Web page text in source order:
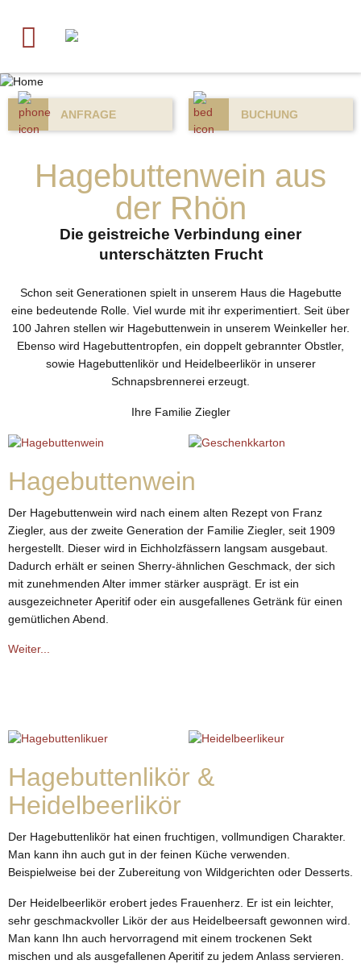
ANFRAGE BUCHUNG
Hagebuttenwein aus
der Rhön
Die geistreiche Verbindung einer
unterschätzten Frucht
Schon seit Generationen spielt in unserem Haus die Hagebutte
eine bedeutende Rolle. Viel wurde mit ihr experimentiert. Seit über
100 Jahren stellen wir Hagebuttenwein in unserem Weinkeller her.
Ebenso wird Hagebuttentropfen, ein doppelt gebrannter Obstler,
sowie Hagebuttenlikör und Heidelbeerlikör in unserer
Schnapsbrennerei erzeugt.
Ihre Familie Ziegler
Hagebuttenwein
Der Hagebuttenwein wird nach einem alten Rezept von Franz
Ziegler, aus der zweite Generation der Familie Ziegler, seit 1909
hergestellt. Dieser wird in Eichholzfässern langsam ausgebaut.
Dadurch erhält er seinen Sherry-ähnlichen Geschmack, der sich
mit zunehmenden Alter immer stärker ausprägt. Er ist ein
ausgezeichneter Aperitif oder ein ausgefallenes Getränk für einen
gemütlichen Abend.
Weiter...
Hagebuttenlikör &
Heidelbeerlikör
Der Hagebuttenlikör hat einen fruchtigen, vollmundigen Charakter.
Man kann ihn auch gut in der feinen Küche verwenden.
Beispielweise bei der Zubereitung von Wildgerichten oder Desserts.
Der Heidelbeerlikör erobert jedes Frauenherz. Er ist ein leichter,
sehr geschmackvoller Likör der aus Heidelbeersaft gewonnen wird.
Man kann Ihn auch hervorragend mit einem trockenen Sekt
mischen und als ausgefallenen Aperitif zu jedem Anlass servieren.